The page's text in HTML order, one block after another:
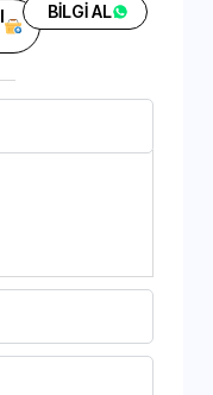
BİLGİ AL